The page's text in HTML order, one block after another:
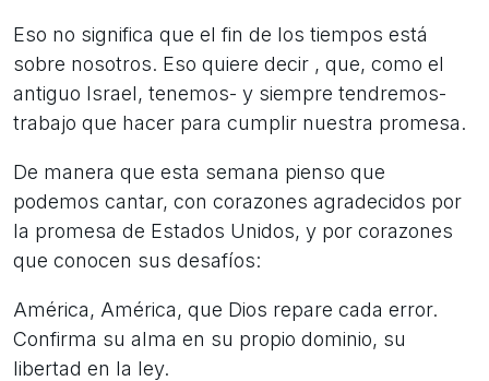
Eso no significa que el fin de los tiempos está
sobre nosotros. Eso quiere decir , que, como el
antiguo Israel, tenemos- y siempre tendremos-
trabajo que hacer para cumplir nuestra promesa.
De manera que esta semana pienso que
podemos cantar, con corazones agradecidos por
la promesa de Estados Unidos, y por corazones
que conocen sus desafíos:
América, América, que Dios repare cada error.
Confirma su alma en su propio dominio, su
libertad en la ley.